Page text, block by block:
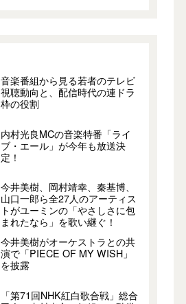
音楽番組から見る若者のテレビ
視聴動向と、配信時代の連ドラ
枠の役割
内村光良MCの音楽特番「ライ
ブ・エール」が今年も放送決
定！
今井美樹、岡村靖幸、秦基博、
山口一郎ら全27人のアーティス
トがユーミンの「やさしさに包
まれたなら」を歌い継ぐ！
今井美樹がオーケストラとの共
演で「PIECE OF MY WISH」
を披露
「第71回NHK紅白歌合戦」総合